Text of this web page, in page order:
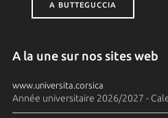
A BUTTEGUCCIA
A la une sur nos sites web
www.universita.corsica
Année universitaire 2026/2027 -